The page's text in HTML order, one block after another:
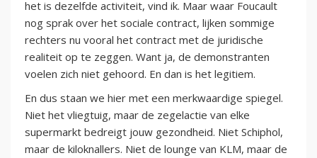
het is dezelfde activiteit, vind ik. Maar waar Foucault
nog sprak over het sociale contract, lijken sommige
rechters nu vooral het contract met de juridische
realiteit op te zeggen. Want ja, de demonstranten
voelen zich niet gehoord. En dan is het legitiem.
En dus staan we hier met een merkwaardige spiegel.
Niet het vliegtuig, maar de zegelactie van elke
supermarkt bedreigt jouw gezondheid. Niet Schiphol,
maar de kiloknallers. Niet de lounge van KLM, maar de